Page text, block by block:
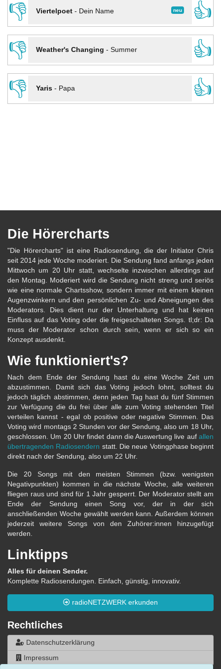
👎
neu
Viertelpoet- Dein Name
👍
👎
Weather's Changing - Summer
👍
👎
Yaris- Papa 👍
Die Hörercharts
"Die Hörercharts" ist eine Radiosendung, die der Initiator Chris
seit 2014 jede Woche moderiert. Die Sendung fand anfangs jeden
Mittwoch um 20 Uhr statt, wechselte inzwischen allerdings auf
den Montag. Moderiert wird die Sendung nicht streng und seriös
wie eine normale Chartsshow, sondern immer mit einem kleinen
Augenzwinkern und den persönlichen Zu- und Abneigungen des
Moderators. Dies dient nur der Unterhaltung und hat keinen
Einfluss auf das Voting oder die freigeschalteten Songs. tl;dr: Da
muss der Moderator schon durch sein, wenn er sich so ein
Konzept ausdenkt.
Wie funktioniert's?
Nach dem Ende der Sendung hast du eine Woche Zeit um
abzustimmen. Damit sich das Voting jedoch lohnt, solltest du
jedoch täglich abstimmen, denn jeden Tag hast du fünf Stimmen
zur Verfügung die du frei über alle zum Voting stehenden Titel
verteilen kannst - egal ob positive oder negative Stimmen. Das
Voting wird montags 2 Stunden vor der Sendung, also um 18 Uhr,
geschlossen. Um 20 Uhr findet dann die Auswertung live auf allen
übertragenden Radiosendern statt. Die neue Votingphase beginnt
direkt nach der Sendung, also um 22 Uhr.
Die 20 Songs mit den meisten Stimmen (bzw. wenigsten
Negativpunkten) kommen in die nächste Woche, alle weiteren
fliegen raus und sind für 1 Jahr gesperrt. Der Moderator stellt am
Ende der Sendung einen Song vor, der in der sich
anschließenden Woche gewählt werden kann. Außerdem können
jederzeit weitere Songs von den Zuhörer:innen hinzugefügt
werden.
Linktipps
Alles für deinen Sender.
Komplette Radiosendungen. Einfach, günstig, innovativ.
radioNETZWERK erkunden
Rechtliches
Datenschutzerklärung
Impressum